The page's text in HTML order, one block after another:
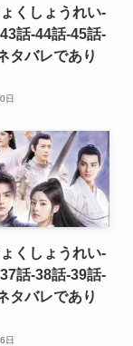
くしょうれい-
話-44話-45話-
タバレであり
日
くしょうれい-
話-38話-39話-
タバレであり
日